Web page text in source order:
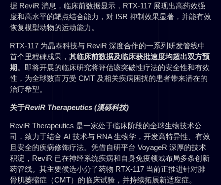
据 ReviR 消息，临床前数据显示，RTX-117 展现出高药效强
度和高水平的靶点结合能力，对 ISR 抑制效果显著，并能有效
恢复模型动物的运动能力。
RTX-117 为晶泰科技与 ReviR 深度合作的一系列研发管线中
首个里程碑成果， 其临床前数据及临床获批速度均超出双方预
期 。即将开展的临床研究将评估该突破性疗法的安全性和有效
性，为全球数百万受 CMT 及相关疾病困扰的患者带来潜在的
治疗希望。
关于ReviR Therapeutics (溪砾科技)
ReviR Therapeutics 是一家处于临床阶段的全球生物技术公
司，致力于结合 AI 技术与 RNA 生物学，开发高特异性、有效
且安全的疾病修饰疗法。凭借自研平台 VoyageR 深厚的技术
积淀，ReviR 已在神经系统疾病和自身免疫领域布局多条创新
药管线。其主要候选小分子药物 RTX-117 当前正推进针对腓
骨肌萎缩症（CMT）的临床试验，并持续拓展新适应症。